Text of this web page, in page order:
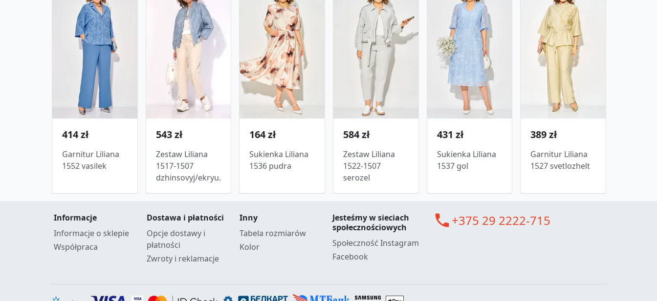
414 zł
Garnitur Liliana
1552 vasilek
543 zł
Zestaw Liliana
1517-1507
dzhinsovyj/ekryu.
164 zł
Sukienka Liliana
1536 pudra
584 zł
Zestaw Liliana
1522-1507
serozel
431 zł
Sukienka Liliana
1537 gol
389 zł
Garnitur Liliana
1527 svetlozhelt
Informacje
Informacje o sklepie
Współpraca
Dostawa i płatności
Opcje dostawy i
płatności
Zwroty i reklamacje
Inny
Tabela rozmiarów
Kolor
Jesteśmy w sieciach
społecznościowych
Społeczność Instagram
Facebook
call+375 29 2222-715